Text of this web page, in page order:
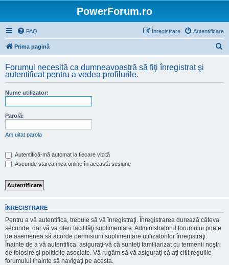
PowerForum.ro
FAQ Autentificare
Înregistrare
Prima pagină
t
Forumul necesită ca dumneavoastră să fiţi înregistrat şi
autentificat pentru a vedea profilurile.
Nume utilizator:
Parolă:
Am uitat parola
Autentifică-mă automat la fiecare vizită
Ascunde starea mea online în această sesiune
ÎNREGISTRARE
Pentru a vă autentifica, trebuie să vă înregistraţi. Înregistrarea durează câteva
secunde, dar vă va oferi facilităţi suplimentare. Administratorul forumului poate
de asemenea să acorde permisiuni suplimentare utilizatorilor înregistraţi.
Înainte de a vă autentifica, asiguraţi-vă că sunteţi familiarizat cu termenii noştri
de folosire şi politicile asociate. Vă rugăm să vă asiguraţi că aţi citit regulile
forumului înainte să navigaţi pe acesta.